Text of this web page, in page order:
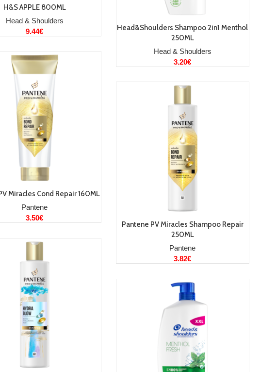
LISA KORVI
H&S APPLE 800ML
Head & Shoulders
9.44€
LISA KORVI
Head&Shoulders Shampoo 2in1 Menthol
250ML
Head & Shoulders
3.20€
LISA KORVI
Miracles Cond Repair 160ML
Pantene
3.50€ LISA KORVI
Pantene PV Miracles Shampoo Repair
250ML
Pantene
3.82€